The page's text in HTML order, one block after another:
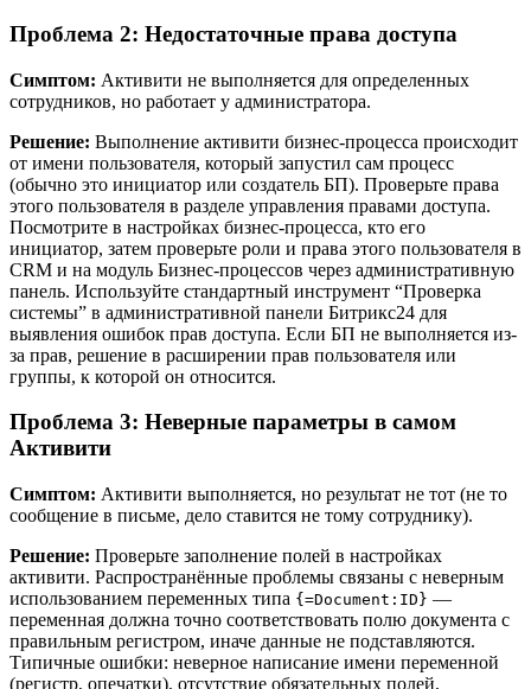
Проблема 2: Недостаточные права доступа
Симптом: Активити не выполняется для определенных
сотрудников, но работает у администратора.
Решение: Выполнение активити бизнес-процесса происходит
от имени пользователя, который запустил сам процесс
(обычно это инициатор или создатель БП). Проверьте права
этого пользователя в разделе управления правами доступа.
Посмотрите в настройках бизнес-процесса, кто его
инициатор, затем проверьте роли и права этого пользователя в
CRM и на модуль Бизнес-процессов через административную
панель. Используйте стандартный инструмент “Проверка
системы” в административной панели Битрикс24 для
выявления ошибок прав доступа. Если БП не выполняется из-
за прав, решение в расширении прав пользователя или
группы, к которой он относится.
Проблема 3: Неверные параметры в самом
Активити
Симптом: Активити выполняется, но результат не тот (не то
сообщение в письме, дело ставится не тому сотруднику).
Решение: Проверьте заполнение полей в настройках
активити. Распространённые проблемы связаны с неверным
использованием переменных типа {=Document:ID} —
переменная должна точно соответствовать полю документа с
правильным регистром, иначе данные не подставляются.
Типичные ошибки: неверное написание имени переменной
(регистр, опечатки), отсутствие обязательных полей,